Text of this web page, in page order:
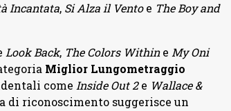
Incantata, Si Alza il Ventoe The Boy and
Look Back, The Colors Withine My Oni
Miglior Lungometraggio
come Inside Out 2e Wallace &
di riconoscimento suggerisce un